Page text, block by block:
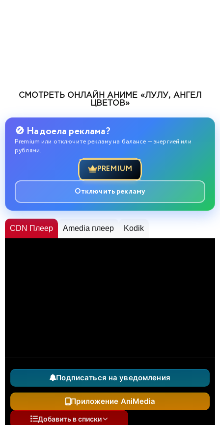
СМОТРЕТЬ ОНЛАЙН АНИМЕ «ЛУЛУ, АНГЕЛ
ЦВЕТОВ»
🚫 Надоела реклама?
Premium или отключите рекламу на балансе — энергией или
рублями.
PREMIUM
Отключить рекламу
CDN Плеер Amedia плеер Kodik
Подписаться на уведомления
Приложение AniMedia
Добавить в списки